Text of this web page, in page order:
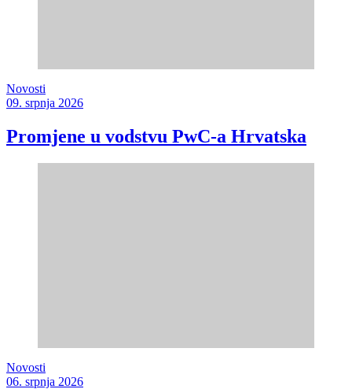
Novosti
09. srpnja 2026
Promjene u vodstvu PwC-a Hrvatska
Novosti
06. srpnja 2026